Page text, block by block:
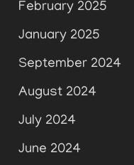
February 2025
January 2025
September 2024
August 2024
July 2024
June 2024